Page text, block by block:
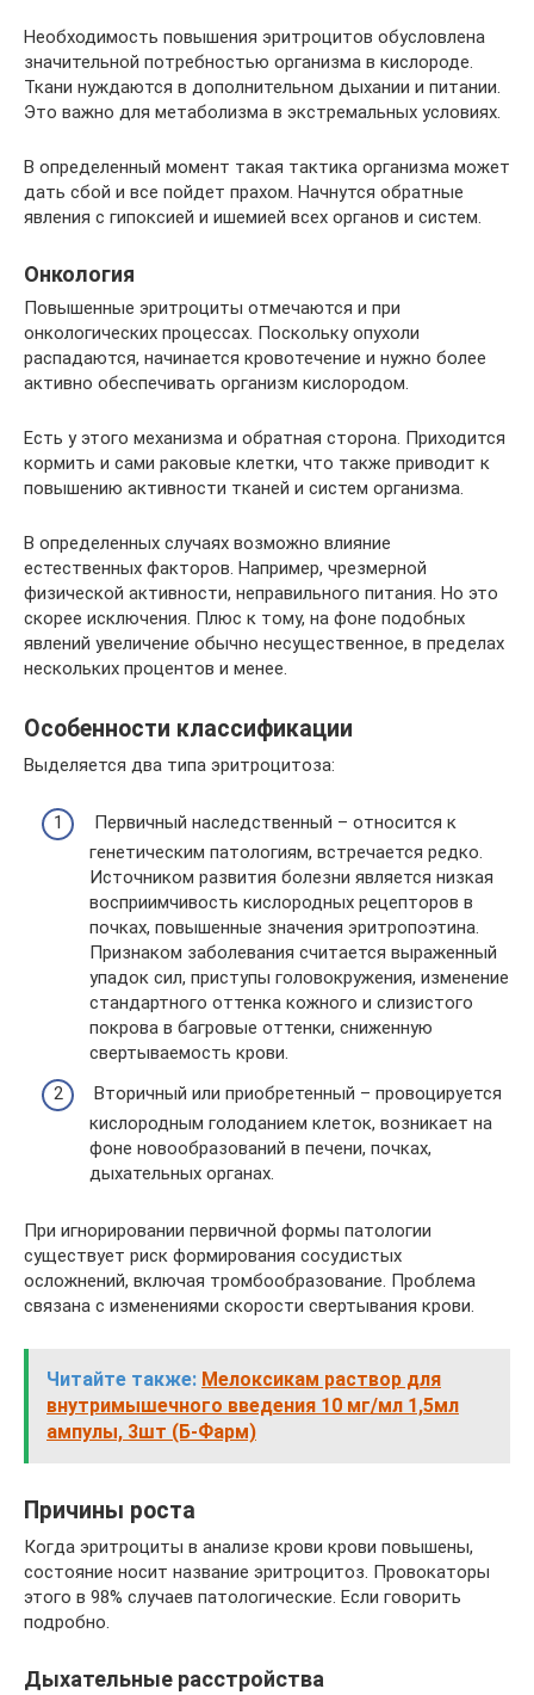
Необходимость повышения эритроцитов обусловлена
значительной потребностью организма в кислороде.
Ткани нуждаются в дополнительном дыхании и питании.
Это важно для метаболизма в экстремальных условиях.
В определенный момент такая тактика организма может
дать сбой и все пойдет прахом. Начнутся обратные
явления с гипоксией и ишемией всех органов и систем.
Онкология
Повышенные эритроциты отмечаются и при
онкологических процессах. Поскольку опухоли
распадаются, начинается кровотечение и нужно более
активно обеспечивать организм кислородом.
Есть у этого механизма и обратная сторона. Приходится
кормить и сами раковые клетки, что также приводит к
повышению активности тканей и систем организма.
В определенных случаях возможно влияние
естественных факторов. Например, чрезмерной
физической активности, неправильного питания. Но это
скорее исключения. Плюс к тому, на фоне подобных
явлений увеличение обычно несущественное, в пределах
нескольких процентов и менее.
Особенности классификации
Выделяется два типа эритроцитоза:
Первичный наследственный – относится к
генетическим патологиям, встречается редко.
Источником развития болезни является низкая
восприимчивость кислородных рецепторов в
почках, повышенные значения эритропоэтина.
Признаком заболевания считается выраженный
упадок сил, приступы головокружения, изменение
стандартного оттенка кожного и слизистого
покрова в багровые оттенки, сниженную
свертываемость крови.
Вторичный или приобретенный – провоцируется
кислородным голоданием клеток, возникает на
фоне новообразований в печени, почках,
дыхательных органах.
При игнорировании первичной формы патологии
существует риск формирования сосудистых
осложнений, включая тромбообразование. Проблема
связана с изменениями скорости свертывания крови.
Читайте также: Мелоксикам раствор для
внутримышечного введения 10 мг/мл 1,5мл
ампулы, 3шт (Б-Фарм)
Причины роста
Когда эритроциты в анализе крови крови повышены,
состояние носит название эритроцитоз. Провокаторы
этого в 98% случаев патологические. Если говорить
подробно.
Дыхательные расстройства